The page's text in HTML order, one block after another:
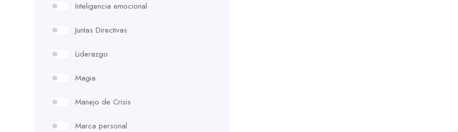
Inteligencia emocional
Juntas Directivas
Liderazgo
Magia
Manejo de Crisis
Marca personal